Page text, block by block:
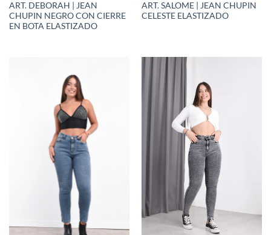
ART. DEBORAH | JEAN
CHUPIN NEGRO CON CIERRE
EN BOTA ELASTIZADO
ART. SALOME | JEAN CHUPIN
CELESTE ELASTIZADO